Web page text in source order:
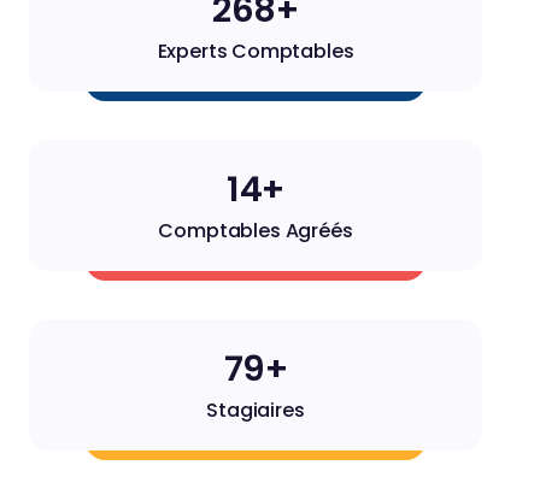
Experts Comptables
14+
Comptables Agréés
79+
Stagiaires